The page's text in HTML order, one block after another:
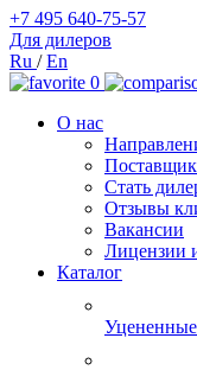
+7 495 640-75-57
Для дилеров
Ru /En
0
О нас
Стать
Отзывы
Вакансии
Лицензии
Каталог